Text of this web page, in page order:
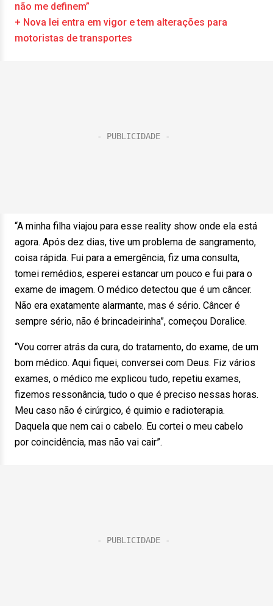
não me definem”
+ Nova lei entra em vigor e tem alterações para
motoristas de transportes
“A minha filha viajou para esse reality show onde ela está
agora. Após dez dias, tive um problema de sangramento,
coisa rápida. Fui para a emergência, fiz uma consulta,
tomei remédios, esperei estancar um pouco e fui para o
exame de imagem. O médico detectou que é um câncer.
Não era exatamente alarmante, mas é sério. Câncer é
sempre sério, não é brincadeirinha”, começou Doralice.
“Vou correr atrás da cura, do tratamento, do exame, de um
bom médico. Aqui fiquei, conversei com Deus. Fiz vários
exames, o médico me explicou tudo, repetiu exames,
fizemos ressonância, tudo o que é preciso nessas horas.
Meu caso não é cirúrgico, é quimio e radioterapia.
Daquela que nem cai o cabelo. Eu cortei o meu cabelo
por coincidência, mas não vai cair”.